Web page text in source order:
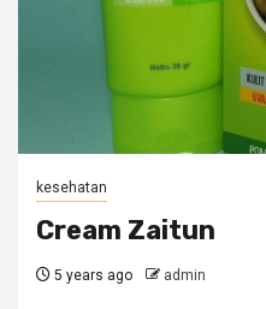
kesehatan
Cream Zaitun
5 years ago admin